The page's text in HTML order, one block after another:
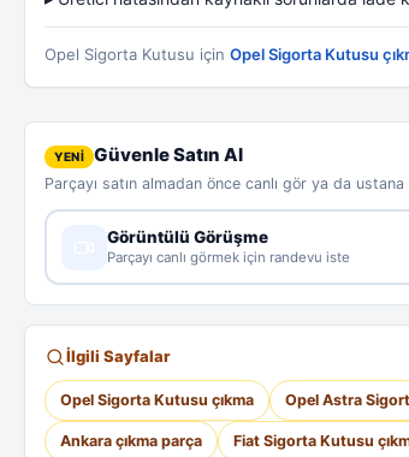
İlgili Sayfalar
Opel Sigorta Kutusu çıkma Opel Astra
Ankara çıkma parça Fiat Sigorta Kutusu
YENİ Güvenle Satın Al
Parçayı satın almadan önce canlı gör ya da
Görüntülü Görüşme
Parçayı canlı görmek için randevu iste
Opel Sigorta Kutusu için Opel Sigorta Kutusu